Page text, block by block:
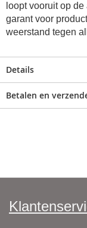
loopt vooruit op
garant voor
weerstand tegen
Details
Betalen en